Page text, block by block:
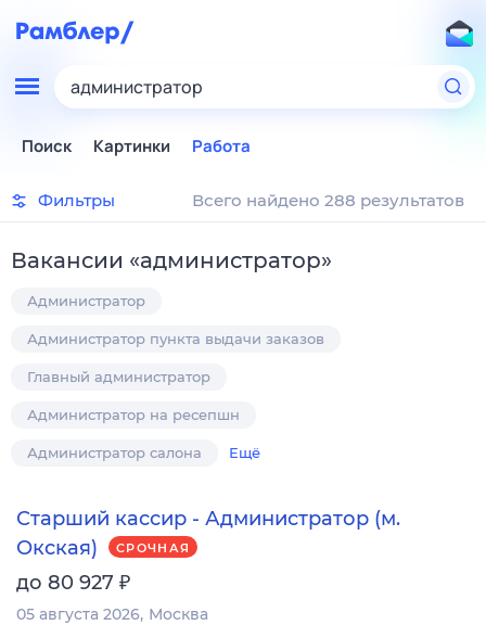
администратор
Поиск Картинки Работа
Фильтры Всего найдено 288 результатов
Вакансии «администратор»
Администратор
Администратор пункта выдачи заказов
Главный администратор
Администратор на ресепшн
Администратор салона Ещё
Старший кассир - Администратор (м.
Окская)
СРОЧНАЯ
до 80 927 ₽
05 августа 2026 Москва